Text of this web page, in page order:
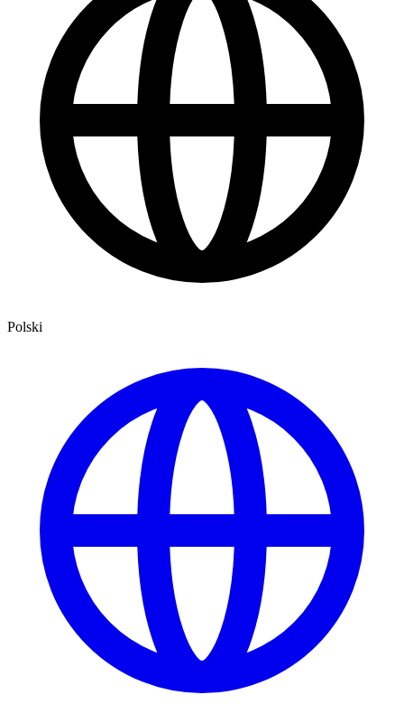
Polski